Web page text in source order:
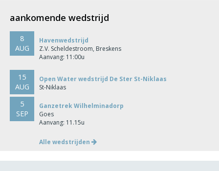
aankomende wedstrijd
8
AUG
Havenwedstrijd
Z.V. Scheldestroom, Breskens
Aanvang: 11:00u
15
AUG
Open Water wedstrijd De Ster St-Niklaas
St-Niklaas
5
SEP
Ganzetrek Wilhelminadorp
Goes
Aanvang: 11.15u
Alle wedstrijden